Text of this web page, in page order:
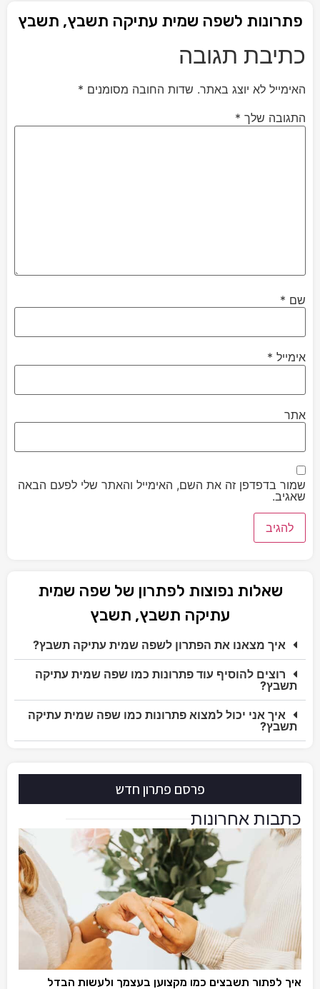
פתרונות לשפה שמית עתיקה תשבץ, תשבץ
כתיבת תגובה
האימייל לא יוצג באתר. שדות החובה מסומנים *
התגובה שלך *
שם *
אימייל *
אתר
שמור בדפדפן זה את השם, האימייל והאתר שלי לפעם הבאה
שאגיב.
שאלות נפוצות לפתרון של שפה שמית
עתיקה תשבץ, תשבץ
איך מצאנו את הפתרון לשפה שמית עתיקה תשבץ?
רוצים להוסיף עוד פתרונות כמו שפה שמית עתיקה
תשבץ?
איך אני יכול למצוא פתרונות כמו שפה שמית עתיקה
תשבץ?
פרסם פתרון חדש
כתבות אחרונות
איך לפתור תשבצים כמו מקצוען בעצמך ולעשות הבדל